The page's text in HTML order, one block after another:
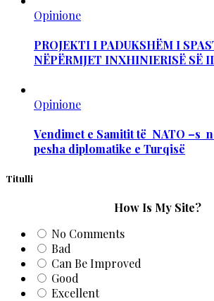
Opinione
PROJEKTI I PADUKSHËM I
NËPËRMJET INXHINIERISË SË
Opinione
Vendimet e Samitit të NATO –s
pesha diplomatike e Turqisë
Titulli
How Is My Site?
No Comments
Bad
Can Be Improved
Good
Excellent